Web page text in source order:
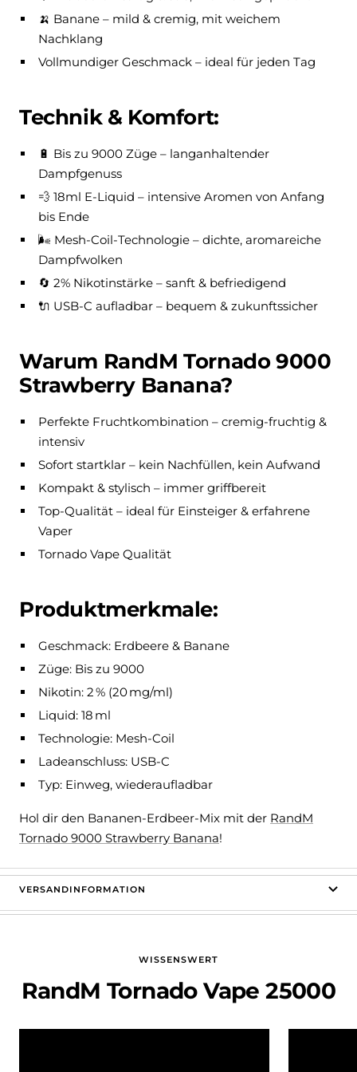
🍌 Banane – mild & cremig, mit weichem
Nachklang
Vollmundiger Geschmack – ideal für jeden Tag
Technik & Komfort:
🔋 Bis zu 9000 Züge – langanhaltender
Dampfgenuss
💨 18ml E-Liquid – intensive Aromen von Anfang
bis Ende
🌬️ Mesh-Coil-Technologie – dichte, aromareiche
Dampfwolken
🔄 2% Nikotinstärke – sanft & befriedigend
🔌 USB-C aufladbar – bequem & zukunftssicher
Warum RandM Tornado 9000
Strawberry Banana?
Perfekte Fruchtkombination – cremig-fruchtig &
intensiv
Sofort startklar – kein Nachfüllen, kein Aufwand
Kompakt & stylisch – immer griffbereit
Top-Qualität – ideal für Einsteiger & erfahrene
Vaper
Tornado Vape Qualität
Produktmerkmale:
Geschmack: Erdbeere & Banane
Züge: Bis zu 9000
Nikotin: 2 % (20 mg/ml)
Liquid: 18 ml
Technologie: Mesh-Coil
Ladeanschluss: USB-C
Typ: Einweg, wiederaufladbar
Hol dir den Bananen-Erdbeer-Mix mit der RandM
Tornado 9000 Strawberry Banana!
VERSANDINFORMATION
WISSENSWERT
RandM Tornado Vape 25000